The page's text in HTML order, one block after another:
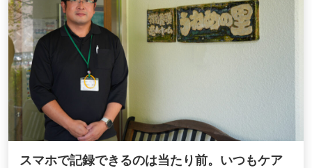
スマホで記録できるのは当たり前。いつもケア